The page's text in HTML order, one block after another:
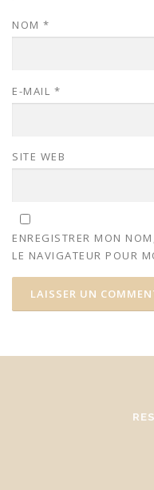
NOM *
E-MAIL *
SITE WEB
ENREGISTRER MON
LE NAVIGATEUR POUR